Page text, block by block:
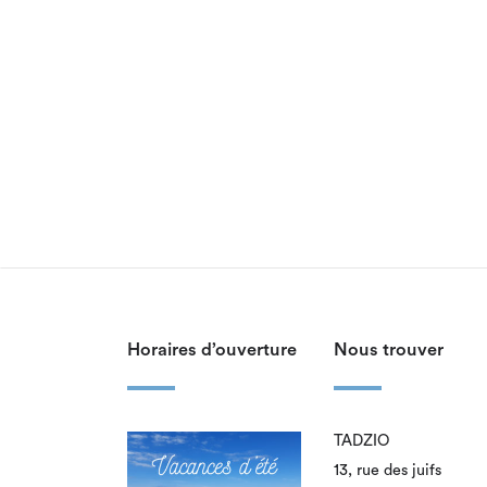
Horaires d’ouverture Nous trouver
TADZIO
13, rue des juifs